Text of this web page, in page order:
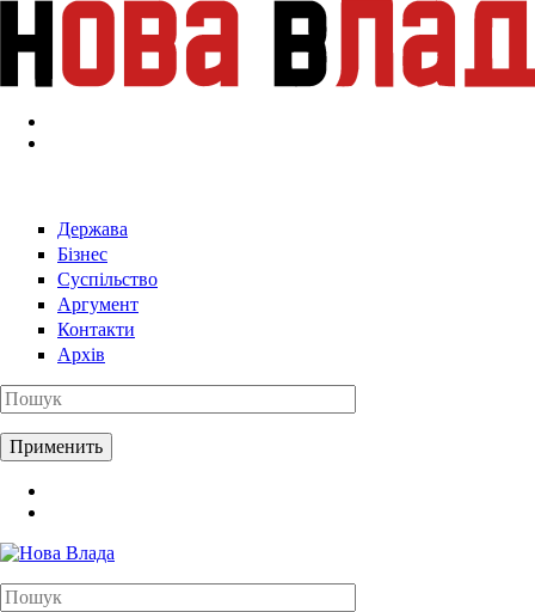
Перейти к основному содержанию
Держава
Бізнес
Суспільство
Аргумент
Контакти
Архів